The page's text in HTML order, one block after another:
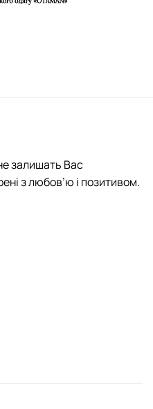
залишать Вас
з любов’ю і позитивом.